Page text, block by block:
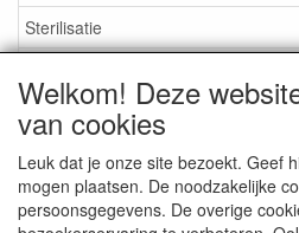
Sterilisatie
Aktieartikelen
Welkom! Deze
van cookies
Leuk dat je onze site bezoekt. Geef
mogen plaatsen. De noodzakelijke
persoonsgegevens. De overige